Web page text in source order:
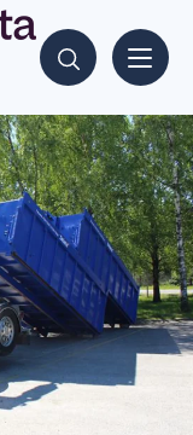
Hae sisältöjä